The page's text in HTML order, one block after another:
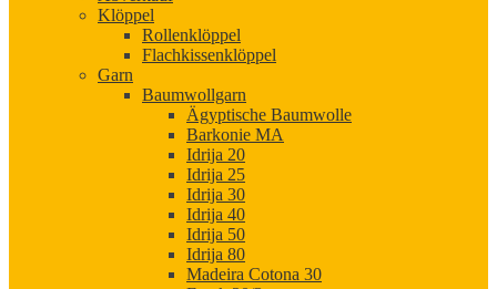
Klöppel
Rollenklöppel
Flachkissenklöppel
Garn
Baumwollgarn
Ägyptische Baumwolle
Barkonie MA
Idrija 20
Idrija 25
Idrija 30
Idrija 40
Idrija 50
Idrija 80
Madeira Cotona 30